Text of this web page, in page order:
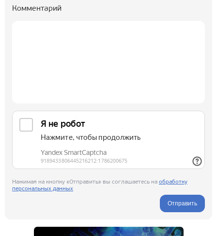
Комментарий
Нажимая на кнопку «Отправить» вы соглашаетесь на обработку
персональных данных
Отправить